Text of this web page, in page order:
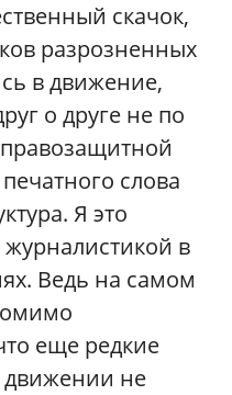
скачок,
разрозненных
в движение,
о друге не по
слова
Я это
в
Ведь на самом
еще редкие
движении не